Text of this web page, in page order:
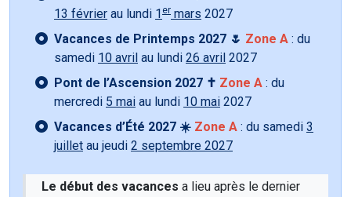
13 février au lundi 1 er mars 2027
Vacances de Printemps 2027 🌷 Zone A : du
samedi 10 avril au lundi 26 avril 2027
Pont de l’Ascension 2027 ✝️ Zone A : du
mercredi 5 mai au lundi 10 mai 2027
Vacances d’Été 2027 ☀️ Zone A : du samedi 3
juillet au jeudi 2 septembre 2027
Le début des vacances a lieu après le dernier